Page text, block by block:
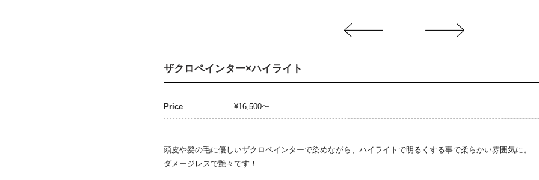
ザクロペインター×ハイライト
Price ¥16,500〜
頭皮や髪の毛に優しいザクロペインターで染めながら、ハイライトで明るくする事で柔らかい雰囲気に。
ダメージレスで艶々です！